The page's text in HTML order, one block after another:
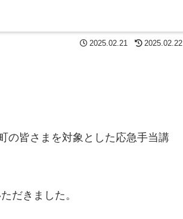
2025.02.21 2025.02.22
の皆さまを対象とした応急手当講
だきました。